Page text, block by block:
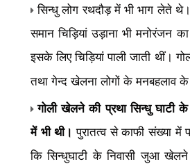
सिन्धु लोग रथदौड़ में भी भाग लेते
समान चिड़ियां उड़ाना भी मनोरंजन
इसके लिए चिड़ियां पाली जाती थीं।
तथा गेन्द खेलना लोगों के मनबहलाव
गोली खेलने की प्रथा सिन्धु घाटी
में भी थी।पुरातत्व से काफी संख्या में
कि सिन्धुघाटी के निवासी जुआ